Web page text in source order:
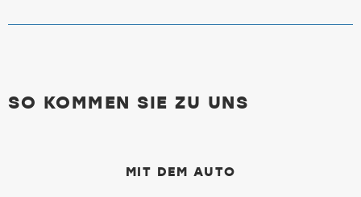
SO KOMMEN SIE ZU UNS
MIT DEM AUTO